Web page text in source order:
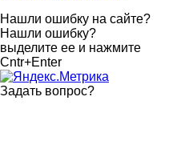
Нашли ошибку на сайте?
Нашли ошибку?
выделите ее и нажмите
Cntr+Enter
Задать вопрос?